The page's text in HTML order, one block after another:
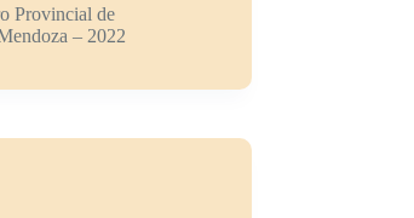
Provincial de
– 2022